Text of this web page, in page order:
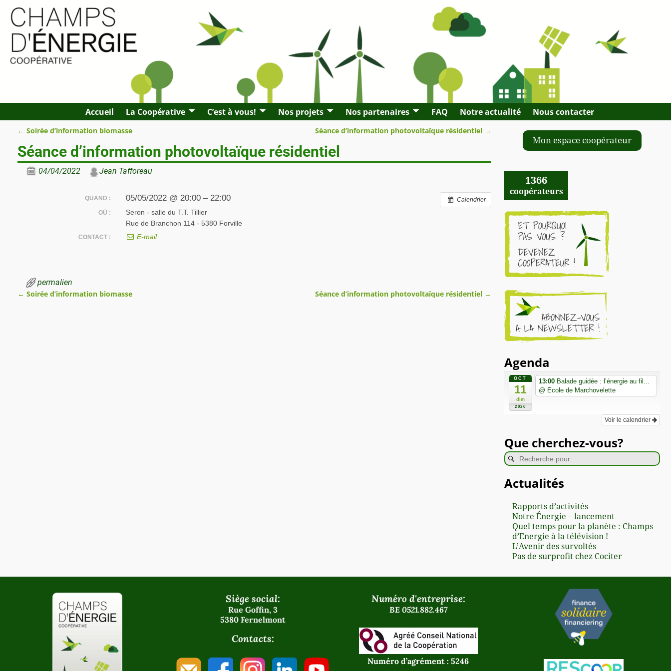
Accueil La Coopérative C’est à vous! Nos projets Nos partenaires FAQ Notre actualité Nous contacter
← Soirée d’information biomasse Séance d’information photovoltaïque résidentiel →
Séance d’information photovoltaïque résidentiel
04/04/2022 Jean Tafforeau
Calendrier
QUAND : 05/05/2022 @ 20:00 – 22:00
OÙ :
Seron - salle du T.T. Tillier
Rue de Branchon 114 - 5380 Forville
CONTACT : E-mail
permalien
← Soirée d’information biomasse Séance d’information photovoltaïque résidentiel →
Mon espace coopérateur
1366
coopérateurs
Agenda
OCT
11
dim
2026
13:00 Balade guidée : l’énergie au fil...
@ Ecole de Marchovelette
Voir le calendrier
Que cherchez-vous?
Actualités
Rapports d’activités
Notre Énergie – lancement
Quel temps pour la planète : Champs
d’Energie à la télévision !
L’Avenir des survoltés
Pas de surprofit chez Cociter
Siège social:
Rue Goffin, 3
5380 Fernelmont
Contacts:
Numéro d'entreprise:
BE 0521.882.467
Numéro d’agrément : 5246